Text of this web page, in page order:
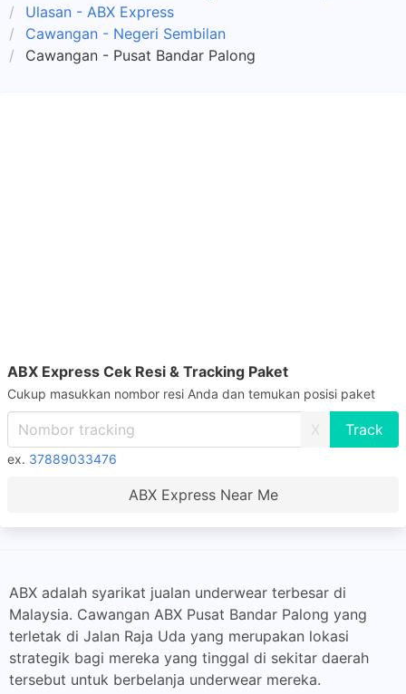
Ulasan - ABX Express
Cawangan - Negeri Sembilan
Cawangan - Pusat Bandar Palong
ABX Express Cek Resi & Tracking Paket
Cukup masukkan nombor resi Anda dan temukan posisi paket
X
ex. 37889033476
ABX Express Near Me
ABX adalah syarikat jualan underwear terbesar di
Malaysia. Cawangan ABX Pusat Bandar Palong yang
terletak di Jalan Raja Uda yang merupakan lokasi
strategik bagi mereka yang tinggal di sekitar daerah
tersebut untuk berbelanja underwear mereka.